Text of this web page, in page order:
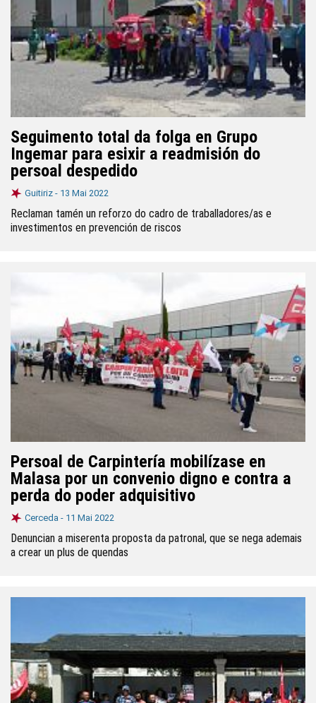
Seguimento total da folga en Grupo
Ingemar para esixir a readmisión do
persoal despedido
Guitiriz - 13 Mai 2022
Reclaman tamén un reforzo do cadro de traballadores/as e
investimentos en prevención de riscos
Persoal de Carpintería mobilízase en
Malasa por un convenio digno e contra a
perda do poder adquisitivo
Cerceda - 11 Mai 2022
Denuncian a miserenta proposta da patronal, que se nega ademais
a crear un plus de quendas